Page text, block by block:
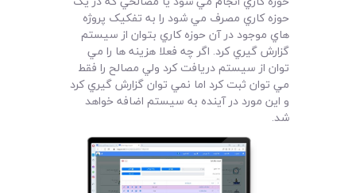
حوزه کاري مصرف مي شود را به تفکيک پروژه
هاي موجود در آن حوزه کاري بتوان از سيستم
گزارش گيري کرد. اگر چه فعلا هزينه ها را مي
توان از سيستم دريافت کرد ولي مصالح را فقط
مي توان ثبت کرد اما نمي توان گزارش گيري کرد
و اين مورد در آينده به سيستم اضافه خواهد
شد.